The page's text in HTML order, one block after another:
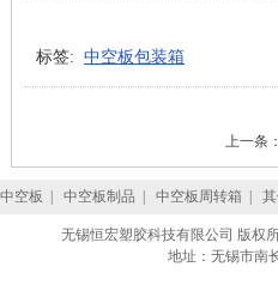
标签: 中空板包装箱
上一条
中空板 中空板制品 中空板周转箱
无锡恒宏塑胶科技有限公司 版权
地址：无锡市南